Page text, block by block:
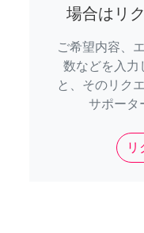
場合はリ
ご希望内容、
数などを入力
と、そのリク
サポータ
リ